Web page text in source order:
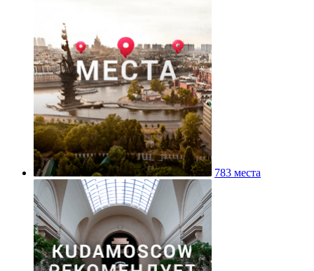
783 места